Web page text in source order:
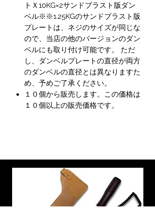
トＸ10KG×2サンドブラスト版ダン
ベル※※1.25KGのサンドブラスト版
プレートは、ネジのサイズが同じな
ので、当店の他のバージョンのダン
ベルにも取り付け可能です。 ただ
し、ダンベルプレートの直径が両方
のダンベルの直径とは異なりますた
め、予めご了承ください。
１０個から販売します。この価格は
１０個以上の販売価格です。